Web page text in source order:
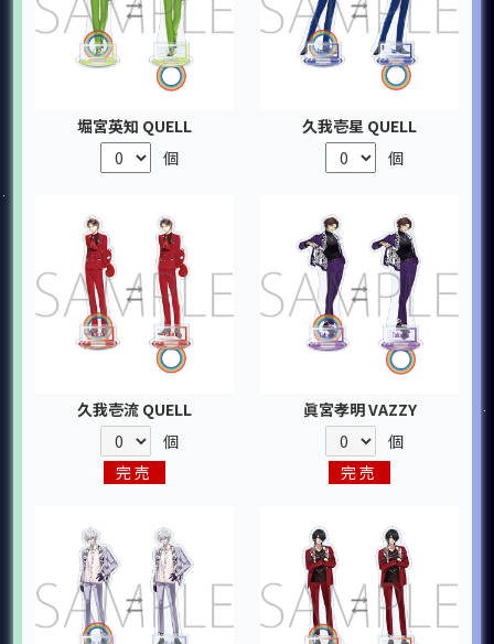
堀宮英知 QUELL
個
久我壱星 QUELL
個
久我壱流 QUELL
個
完売
眞宮孝明 VAZZY
個
完売